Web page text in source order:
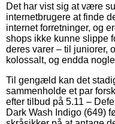
Det har vist sig at være
internetbrugere at finde
internet forretninger, og
shops ikke kunne slippe
deres varer – til juniorer,
kolossalt, og endda
Til gengæld kan det
sammenholde et par
efter tilbud på 5.11 –
Dark Wash Indigo (649)